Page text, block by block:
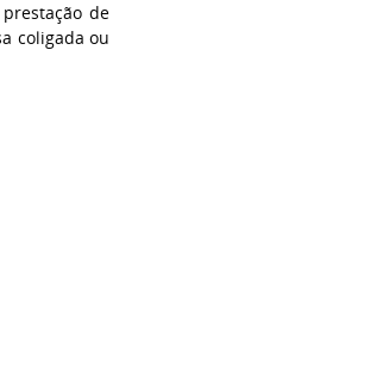
de
coligada ou